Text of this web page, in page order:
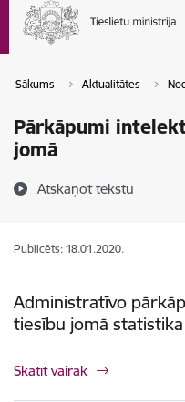
Sākums Aktualitātes
Pārkāpumi
jomā
Atskaņot tekstu
Publicēts: 18.01.2020.
Administratīvo
tiesību jomā statistika
Skatīt vairāk